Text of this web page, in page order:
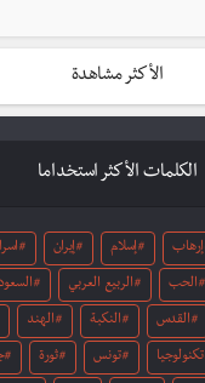
الأكثر مشاهدة
الكلمات الأكثر استخداما
إرهاب إسلام إيران
الحب الربيع العربي
القدس النكبة الهند
تكنولوجيا تونس ثورة